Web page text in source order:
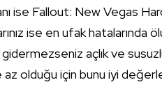
ise Fallout: New Vegas
ise en ufak hatalarında
gidermezseniz açlık ve
az olduğu için bunu iyi